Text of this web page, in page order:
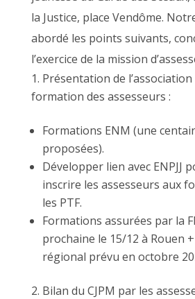
la Justice, place Vendôme.
abordé les points suivants,
l’exercice de la mission
Présentation de l’association
formation des assesseurs :
Formations ENM (une
proposées).
Développer lien avec ENPJJ
inscrire les assesseurs aux
les PTF.
Formations assurées par la
prochaine le 15/12 à Rouen
régional prévu en octobre
Bilan du CJPM par les